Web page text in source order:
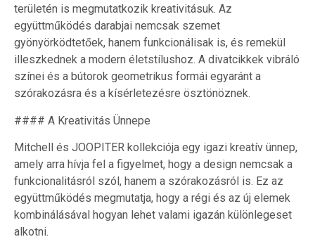
területén is megmutatkozik kreativitásuk. Az
együttműködés darabjai nemcsak szemet
gyönyörködtetőek, hanem funkcionálisak is, és remekül
illeszkednek a modern életstílushoz. A divatcikkek vibráló
színei és a bútorok geometrikus formái egyaránt a
szórakozásra és a kísérletezésre ösztönöznek.
#### A Kreativitás Ünnepe
Mitchell és JOOPITER kollekciója egy igazi kreatív ünnep,
amely arra hívja fel a figyelmet, hogy a design nemcsak a
funkcionalitásról szól, hanem a szórakozásról is. Ez az
együttműködés megmutatja, hogy a régi és az új elemek
kombinálásával hogyan lehet valami igazán különlegeset
alkotni.